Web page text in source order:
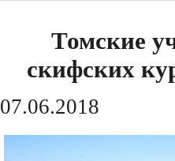
Томские
скифских
07.06.2018